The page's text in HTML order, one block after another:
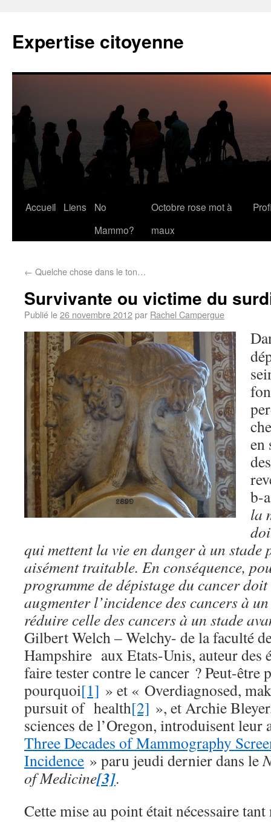
Expertise citoyenne
Accueil Liens
No
Mammo?
Octobre rose mot à
maux
← Quelche chose dans le ton…
Survivante ou victime du
Publié le26 novembre 2012par Rachel Campergue
en
b-
la
qui mettent la vie en danger à un stade
aisément traitable. En conséquence,
programme de dépistage du cancer doit
augmenter l’incidence des cancers à
réduire celle des cancers à un stade
Gilbert Welch – Welchy- de la faculté
Hampshire aux Etats-Unis, auteur des
faire tester contre le cancer ? Peut-être
pourquoi[1] » et « Overdiagnosed,
pursuit of health[2] », et Archie
sciences de l’Oregon, introduisent
Three Decades of Mammography
Incidence » paru jeudi dernier dans le
of Medicine[3].
Cette mise au point était nécessaire